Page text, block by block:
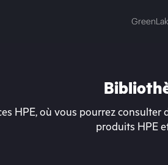
HPE, où vous pourrez
produits HPE